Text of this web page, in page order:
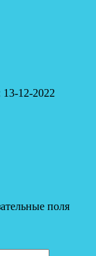
13-12-2022
поля